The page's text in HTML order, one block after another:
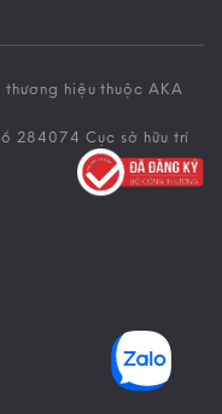
hiệu thuộc AKA
284074 Cục sở hữu trí